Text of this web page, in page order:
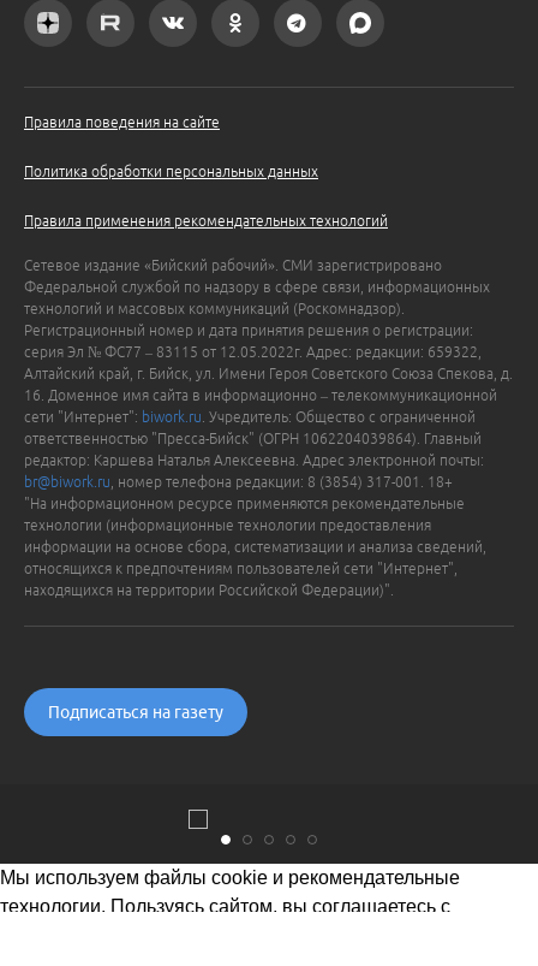
Правила поведения на сайте
Политика обработки персональных данных
Правила применения рекомендательных технологий
Сетевое издание «Бийский рабочий». СМИ зарегистрировано
Федеральной службой по надзору в сфере связи, информационных
технологий и массовых коммуникаций (Роскомнадзор).
Регистрационный номер и дата принятия решения о регистрации:
серия Эл № ФС77 – 83115 от 12.05.2022г. Адрес: редакции: 659322,
Алтайский край, г. Бийск, ул. Имени Героя Советского Союза Спекова, д.
16. Доменное имя сайта в информационно – телекоммуникационной
сети "Интернет": biwork.ru . Учредитель: Общество с ограниченной
ответственностью "Пресса-Бийск" (ОГРН 1062204039864). Главный
редактор: Каршева Наталья Алексеевна. Адрес электронной почты:
br@biwork.ru , номер телефона редакции: 8 (3854) 317-001. 18+
"На информационном ресурсе применяются рекомендательные
технологии (информационные технологии предоставления
информации на основе сбора, систематизации и анализа сведений,
относящихся к предпочтениям пользователей сети "Интернет",
находящихся на территории Российской Федерации)".
Подписаться на газету
Мы используем файлы cookie и рекомендательные
технологии. Пользуясь сайтом, вы соглашаетесь с